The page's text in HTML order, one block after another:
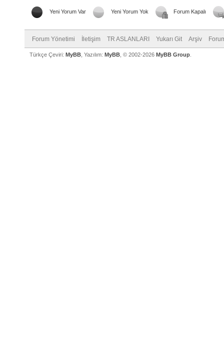
Yeni Yorum Var Yeni Yorum Yok Forum Kapalı
Forum Yönetimi İletişim TR ASLANLARI Yukarı Git Arşiv
Türkçe Çeviri: MyBB , Yazılım: MyBB , © 2002-2026 MyBB Group